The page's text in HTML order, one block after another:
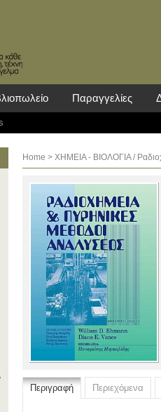
Παραγγελίες
Home > ΧΗΜΕΙΑ - ΒΙΟΛΟΓΙΑ/
Περιγραφή Περιεχόμενα